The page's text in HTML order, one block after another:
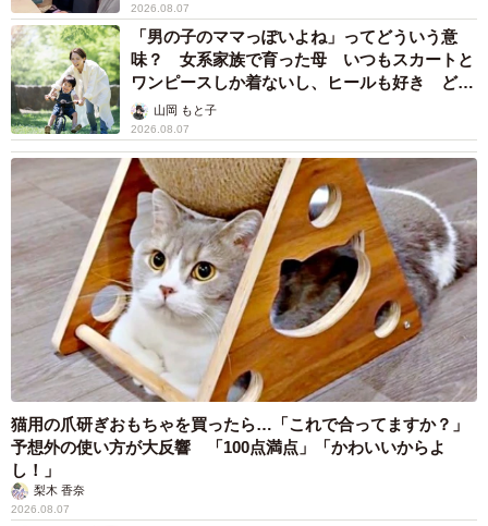
【同率8位 大泉洋（9票）】
▽さり気なくモード系の良い物を身に着けているから。
（50代）
▽ファッションというより、歩いている間も楽しませてく
れたり、気を遣ってエスコートしてくれそうだから。（50
代）
▽自分があまりファッションに興味なく、大泉さんならあ
まり服にうるさく言わなそうだし、普通のファッションを
していそうだから。（50代）
【同率8位 岡田将生（9票）】
▽スタイルがよく綺麗めな服装が多そうだから。（30代）
▽シンプルな服装もおしゃれに着こなしそうだから。（40
代）
【同率8位 オダギリジョー（9票）】
2026.08.07
「男の子のママっぽいよね」ってどういう意
味？ 女系家族で育った母 いつもスカートと
ワンピースしか着ないし、ヒールも好き どの
へんが…
山岡 もと子
2026.08.07
猫用の爪研ぎおもちゃを買ったら…「これで合ってますか？」
予想外の使い方が大反響 「100点満点」「かわいいからよ
し！」
梨木 香奈
2026.08.07